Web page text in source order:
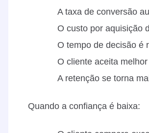
A taxa de conversão
O custo por aquisição
O tempo de decisão é
O cliente aceita
A retenção se torna
Quando a confiança é baixa: